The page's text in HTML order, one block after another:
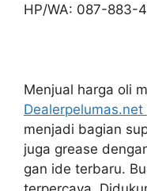
HP/WA: 087-883-
Menjual harga oli
Dealerpelumas.net
menjadi bagian
juga grease
gan ide terbaru.